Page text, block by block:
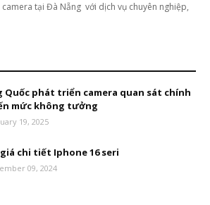
camera tại Đà Nẵng với dịch vụ chuyên nghiệp,
Quốc phát triển camera quan sát chính
mức không tưởng
19, 2025
chi tiết Iphone 16 seri
09, 2024